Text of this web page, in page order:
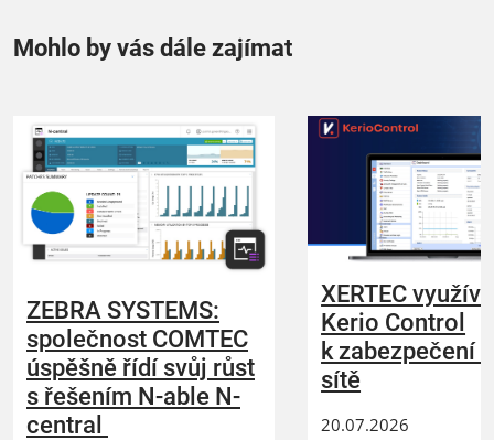
Mohlo by vás dále zajímat
ZEBRA SYSTEMS:
společnost COMTEC
úspěšně řídí svůj růst
s řešením N-able N-
central
XERTEC
Kerio Control
k zabezpečení
sítě
20.07.2026